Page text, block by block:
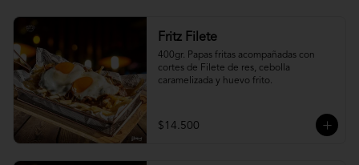
Fritz Filete
400gr. Papas fritas acompañadas con
cortes de Filete de res, cebolla
caramelizada y huevo frito.
$14.500